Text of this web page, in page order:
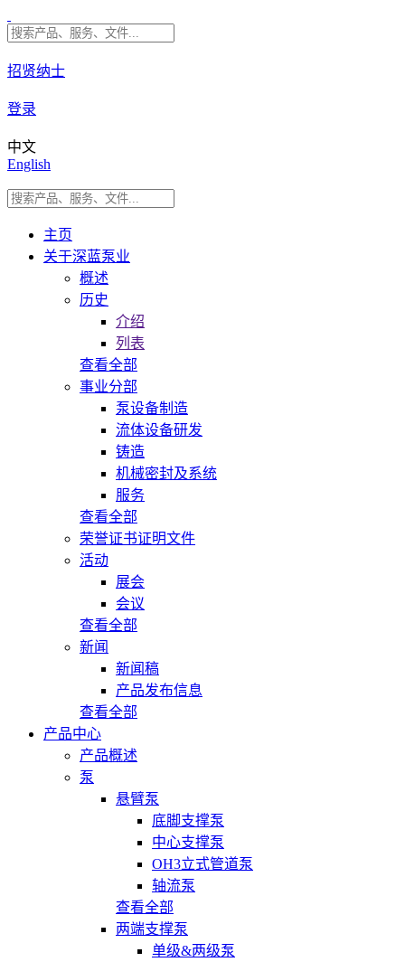
招贤纳士
登录
中文
English
主页
关于深蓝泵业
概述
历史
介绍
列表
查看全部
事业分部
泵设备制造
流体设备研发
铸造
机械密封及系统
服务
查看全部
荣誉证书证明文件
活动
展会
会议
查看全部
新闻
新闻稿
产品发布信息
查看全部
产品中心
产品概述
泵
悬臂泵
底脚支撑泵
中心支撑泵
OH3立式管道泵
轴流泵
查看全部
两端支撑泵
单级&两级泵